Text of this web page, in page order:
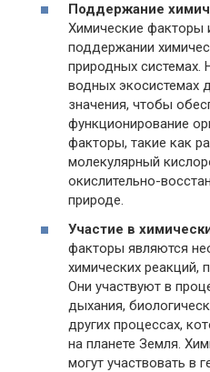
Поддержание
Химические факторы
поддержании
природных системах.
водных экосистемах
значения, чтобы
функционирование
факторы, такие как
молекулярный
окислительно-
природе.
Участие в
факторы являются
химических реакций,
Они участвуют в
дыхания,
других процессах,
на планете Земля.
могут участвовать в